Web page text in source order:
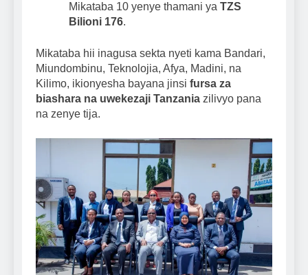
Mikataba 10 yenye thamani ya TZS
Bilioni 176.
Mikataba hii inagusa sekta nyeti kama Bandari,
Miundombinu, Teknolojia, Afya, Madini, na
Kilimo, ikionyesha bayana jinsi fursa za
biashara na uwekezaji Tanzania zilivyo pana
na zenye tija.